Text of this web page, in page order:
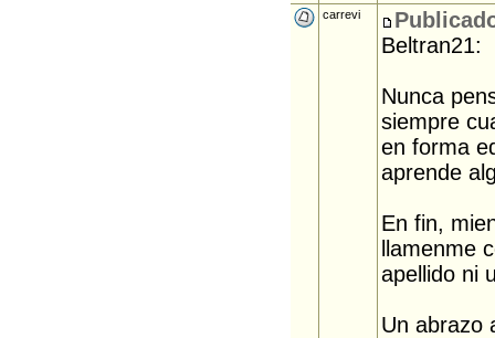
carrevi
Beltran21:
Nunca
siempre
en forma
aprende
En fin,
llamenme
apellido ni
Un abrazo